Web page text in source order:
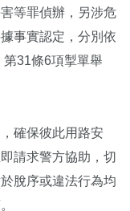
等罪偵辦，另涉危
事實認定，分別依
31條6項掣單舉
確保彼此用路安
請求警方協助，切
脫序或違法行為均